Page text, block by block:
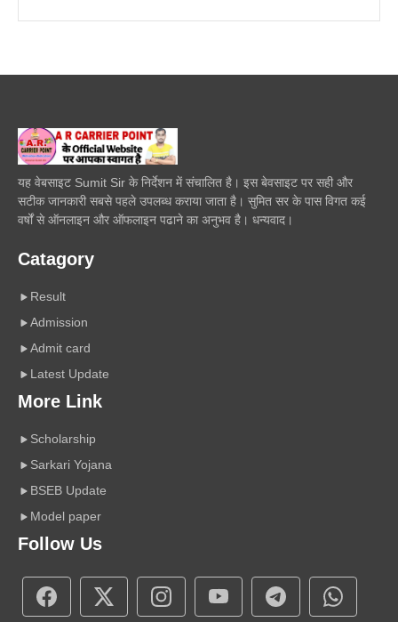
यह वेबसाइट Sumit Sir के निर्देशन में संचालित है। इस बेवसाइट पर सही और
सटीक जानकारी सबसे पहले उपलब्ध कराया जाता है। सुमित सर के पास विगत कई
वर्षों से ऑनलाइन और ऑफलाइन पढाने का अनुभव है। धन्यवाद।
Catagory
Result
Admission
Admit card
Latest Update
More Link
Scholarship
Sarkari Yojana
BSEB Update
Model paper
Follow Us